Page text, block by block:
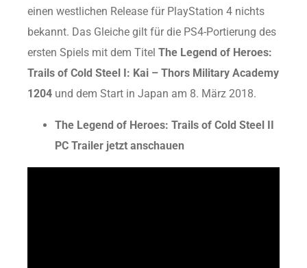
einen westlichen Release für PlayStation 4 nichts
bekannt. Das Gleiche gilt für die PS4-Portierung des
ersten Spiels mit dem Titel The Legend of Heroes:
Trails of Cold Steel I: Kai – Thors Military Academy
1204 und dem Start in Japan am 8. März 2018.
The Legend of Heroes: Trails of Cold Steel II
PC Trailer jetzt anschauen